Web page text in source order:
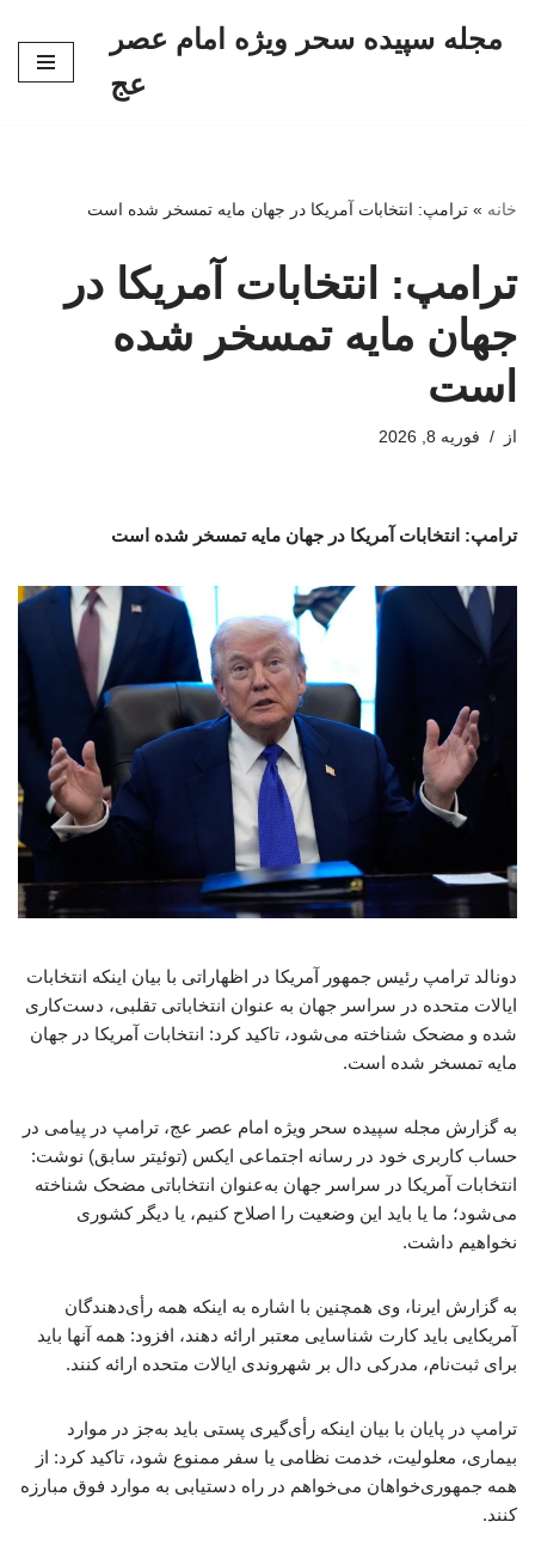
مجله سپیده سحر ویژه امام عصر
عج
خانه » ترامپ: انتخابات آمریکا در جهان مایه تمسخر شده است
ترامپ: انتخابات آمریکا در
جهان مایه تمسخر شده
است
از فوریه 8, 2026
ترامپ: انتخابات آمریکا در جهان مایه تمسخر شده است
دونالد ترامپ رئیس جمهور آمریکا در اظهاراتی با بیان اینکه انتخابات
ایالات متحده در سراسر جهان به عنوان انتخاباتی تقلبی، دست‌کاری
شده و مضحک شناخته می‌شود، تاکید کرد: انتخابات آمریکا در جهان
مایه تمسخر شده است.
به گزارش مجله سپیده سحر ویژه امام عصر عج، ترامپ در پیامی در
حساب کاربری خود در رسانه اجتماعی ایکس (توئیتر سابق) نوشت:
انتخابات آمریکا در سراسر جهان به‌عنوان انتخاباتی مضحک شناخته
می‌شود؛ ما یا باید این وضعیت را اصلاح کنیم، یا دیگر کشوری
نخواهیم داشت.
به گزارش ایرنا، وی همچنین با اشاره به اینکه همه رأی‌دهندگان
آمریکایی باید کارت شناسایی معتبر ارائه دهند، افزود: همه آنها باید
برای ثبت‌نام، مدرکی دال بر شهروندی ایالات متحده ارائه کنند.
ترامپ در پایان با بیان اینکه رأی‌گیری پستی باید به‌جز در موارد
بیماری، معلولیت، خدمت نظامی یا سفر ممنوع شود، تاکید کرد: از
همه جمهوری‌خواهان می‌خواهم در راه دستیابی به موارد فوق مبارزه
کنند.